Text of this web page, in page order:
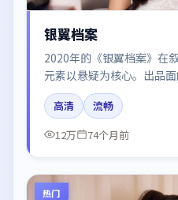
银翼档案
2020年的《银翼档案》在
元素以悬疑为核心。出品
宇、张子枫、章子怡所饰
引发讨论。
高清
流畅
12万
74个月前
热门